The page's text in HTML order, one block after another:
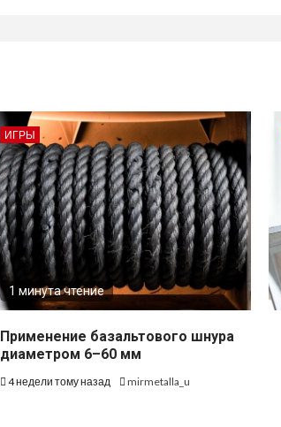
ИГРЫ
1 минута чтение
Применение базальтового шнура
диаметром 6–60 мм
4 недели тому назад mirmetalla_u